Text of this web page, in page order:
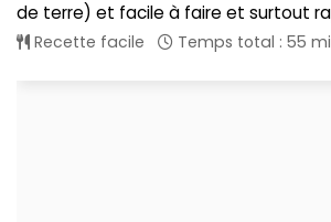
de terre) et facile à faire et surtout
Recette facile Temps total : 55